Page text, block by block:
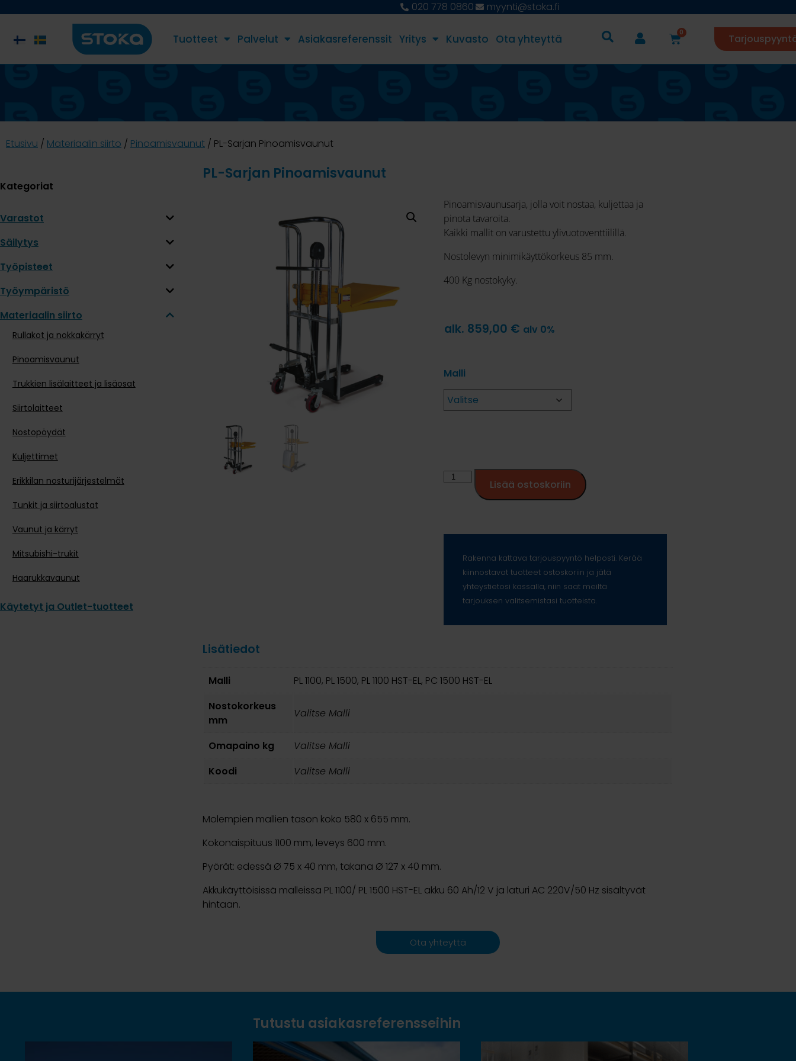
020 778 0860 myynti@stoka.fi
Tuotteet Palvelut Asiakasreferenssit Yritys Kuvasto Ota yhteyttä 0
Etusivu / Materiaalin siirto / Pinoamisvaunut / PL-Sarjan Pinoamisvaunut
Kategoriat
Varastot
Säilytys
Työpisteet
Työympäristö
Materiaalin siirto
Rullakot ja nokkakärryt
Pinoamisvaunut
Trukkien lisälaitteet ja lisäosat
Siirtolaitteet
Nostopöydät
Kuljettimet
Erikkilan nosturijärjestelmät
Tunkit ja siirtoalustat
Vaunut ja kärryt
Mitsubishi-trukit
Haarukkavaunut
Käytetyt ja Outlet-tuotteet
PL-Sarjan Pinoamisvaunut
Pinoamisvaunusarja, jolla voit nostaa, kuljettaa ja
pinota tavaroita.
Kaikki mallit on varustettu ylivuotoventtiilillä.
Nostolevyn minimikäyttökorkeus 85 mm.
400 Kg nostokyky.
alk. 859,00 € alv 0%
Malli
Lisää ostoskoriin
Rakenna kattava tarjouspyyntö helposti. Kerää
kiinnostavat tuotteet ostoskoriin ja jätä
yhteystietosi kassalla, niin saat meiltä
tarjouksen valitsemistasi tuotteista.
Lisätiedot
Malli
PL 1100, PL 1500, PL 1100 HST-EL, PC 1500 HST-EL
Nostokorkeus
mm
Valitse Malli
Omapaino kg
Valitse Malli
Koodi
Valitse Malli
Molempien mallien tason koko 580 x 655 mm.
Kokonaispituus 1100 mm, leveys 600 mm.
Pyörät: edessä Ø 75 x 40 mm, takana Ø 127 x 40 mm.
Akkukäyttöisissä malleissa PL 1100/ PL 1500 HST-EL akku 60 Ah/12 V ja laturi AC 220V/50 Hz sisältyvät
hintaan.
Ota yhteyttä
Tutustu asiakasreferensseihin